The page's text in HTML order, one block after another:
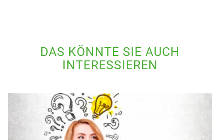
DAS KÖNNTE SIE AUCH
INTERESSIEREN